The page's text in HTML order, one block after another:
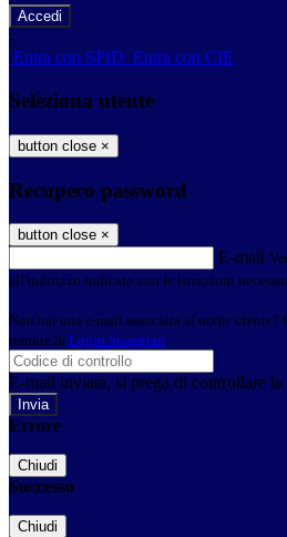
-
Entra con SPID Entra con CIE
Seleziona utente
button close ×
Recupero password
button close ×
E-mail
all'indirizzo indicato con le istruzioni
Non hai una e-mail associata al nome utente?
tramite la Login Spaggiari
E-mail inviata, si prega di controllare la
Errore
Chiudi
Successo
Chiudi